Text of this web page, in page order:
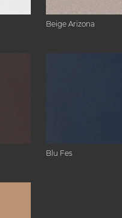
Beige Arizona
Blu Fes